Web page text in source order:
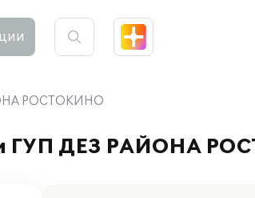
РОСТОКИНО
ГУП ДЕЗ РАЙОНА